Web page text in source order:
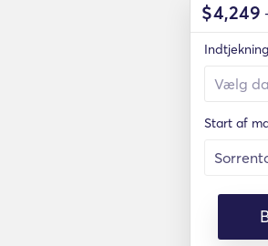
$4,249
Indtjekning
Start af